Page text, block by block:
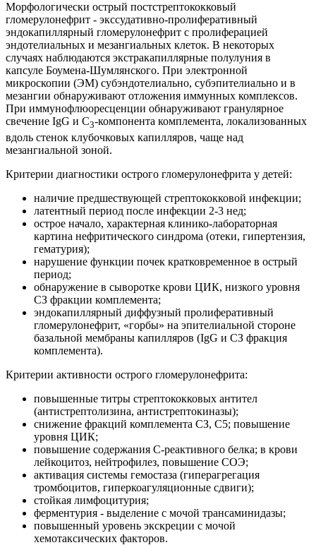
Морфологически острый постстрептококковый
гломерулонефрит - экссудативно-пролиферативный
эндокапиллярный гломерулонефрит с пролиферацией
эндотелиальных и мезангиальных клеток. В некоторых
случаях наблюдаются экстракапиллярные полулуния в
капсуле Боумена-Шумлянского. При электронной
микроскопии (ЭМ) субэндотелиально, субэпителиально и в
мезангии обнаруживают отложения иммунных комплексов.
При иммунофлюоресценции обнаруживают гранулярное
свечение IgG и С3-компонента комплемента, локализованных
вдоль стенок клубочковых капилляров, чаще над
мезангиальной зоной.
Критерии диагностики острого гломерулонефрита у детей:
наличие предшествующей стрептококковой инфекции;
латентный период после инфекции 2-3 нед;
острое начало, характерная клинико-лабораторная
картина нефритического синдрома (отеки, гипертензия,
гематурия);
нарушение функции почек кратковременное в острый
период;
обнаружение в сыворотке крови ЦИК, низкого уровня
СЗ фракции комплемента;
эндокапиллярный диффузный пролиферативный
гломерулонефрит, «горбы» на эпителиальной стороне
базальной мембраны капилляров (IgG и СЗ фракция
комплемента).
Критерии активности острого гломерулонефрита:
повышенные титры стрептококковых антител
(антистрептолизина, антистрептокиназы);
снижение фракций комплемента СЗ, С5; повышение
уровня ЦИК;
повышение содержания С-реактивного белка; в крови
лейкоцитоз, нейтрофилез, повышение СОЭ;
активация системы гемостаза (гиперагрегация
тромбоцитов, гиперкоагуляционные сдвиги);
стойкая лимфоцитурия;
ферментурия - выделение с мочой трансаминидазы;
повышенный уровень экскреции с мочой
хемотаксических факторов.